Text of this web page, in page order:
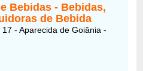
Bebidas - Bebidas,
de Bebida
- Aparecida de Goiânia -